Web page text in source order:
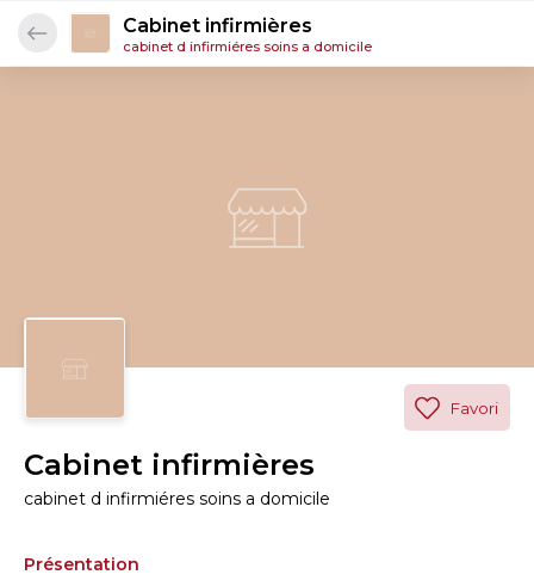
Cabinet infirmières
cabinet d infirmiéres soins a domicile
Cabinet infirmières
cabinet d infirmiéres soins a domicile
Favori
Présentation